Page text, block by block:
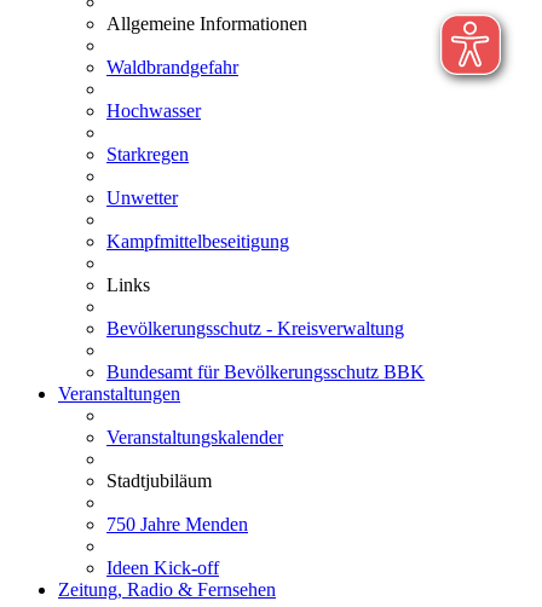
Allgemeine Informationen
Waldbrandgefahr
Hochwasser
Starkregen
Unwetter
Kampfmittelbeseitigung
Links
Bevölkerungsschutz - Kreisverwaltung
Bundesamt für Bevölkerungsschutz BBK
Veranstaltungen
Veranstaltungskalender
Stadtjubiläum
750 Jahre Menden
Ideen Kick-off
Zeitung, Radio & Fernsehen